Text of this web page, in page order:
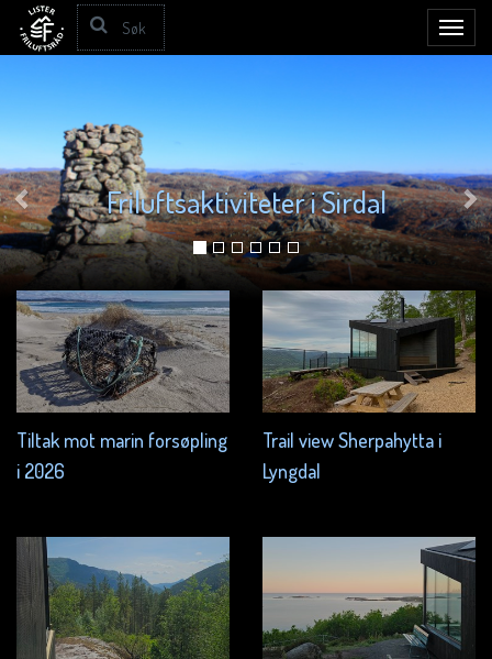
Friluftsaktiviteter i Sirdal
Tiltak mot marin forsøpling
i 2026
Trail view Sherpahytta i
Lyngdal